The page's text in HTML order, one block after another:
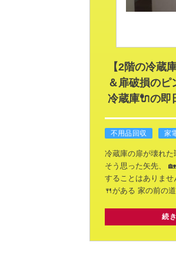
【2階の冷蔵
＆扉破損のピ
冷蔵庫🔌の即
不用品回収 家
冷蔵庫の扉が壊れた
そう思った矢先、
することはありませ
🍴がある 家の前の道
続